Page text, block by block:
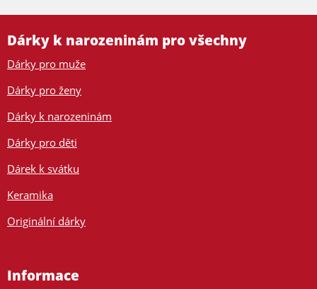
Dárky k narozeninám pro všechny
Dárky pro muže
Dárky pro ženy
Dárky k narozeninám
Dárky pro děti
Dárek k svátku
Keramika
Originální dárky
Informace